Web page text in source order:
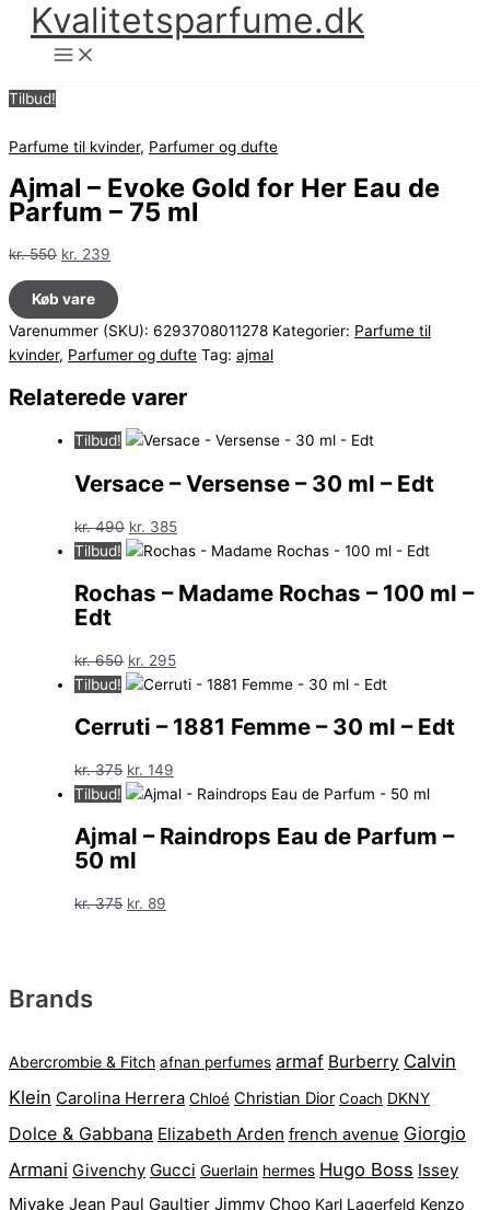
Kvalitetsparfume.dk
Tilbud!
Parfume til kvinder, Parfumer og dufte
Ajmal – Evoke Gold for Her Eau de
Parfum – 75 ml
kr.550 Den
oprindelige
pris
var:
kr. 550.
kr. 239
pris
er:
kr. 239.
Køb vare
Varenummer (SKU): 6293708011278 Kategorier: Parfume til
kvinder, Parfumer og dufte Tag: ajmal
Relaterede varer
Tilbud!
Versace – Versense – 30 ml – Edt
kr.490 Den
oprindelige
var:
kr. 385Den
aktuelle
er:
Tilbud!
Rochas – Madame Rochas – 100 ml –
Edt
kr.650 Den
oprindelige
var:
kr. 295Den
aktuelle
er:
Tilbud!
Cerruti – 1881 Femme – 30 ml – Edt
kr.375 Den
oprindelige
var:
kr. 375.
kr. 149
aktuelle
er:
Tilbud!
Ajmal – Raindrops Eau de Parfum –
50 ml
kr.375 Den
kr. 89
Brands
Abercrombie & Fitch afnan perfumes armaf Burberry Calvin
Klein Carolina Herrera Chloé Christian Dior Coach DKNY
Dolce & Gabbana Elizabeth Arden french avenue Giorgio
Armani Givenchy Gucci Guerlain hermes Hugo Boss Issey
Miyake Jean Paul Gaultier Jimmy Choo Karl Lagerfeld Kenzo